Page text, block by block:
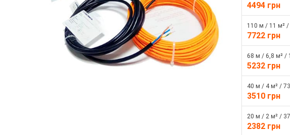
4494 грн
110 м / 11 м² /
7722 грн
68 м / 6,8 м² /
5232 грн
40 м / 4 м² /
3510 грн
20 м / 2 м² /
2382 грн